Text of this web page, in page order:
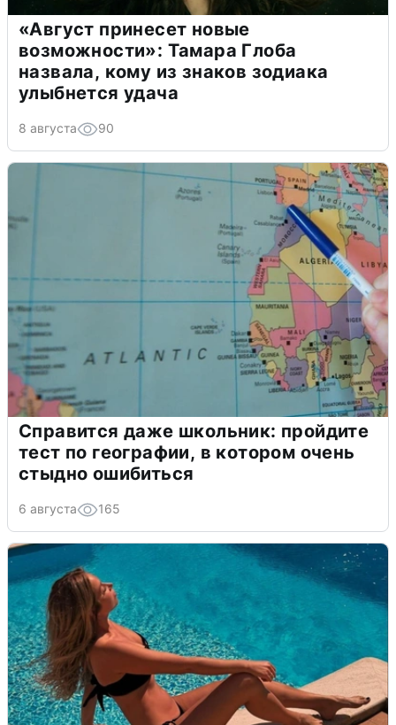
«Август принесет новые
возможности»: Тамара Глоба
назвала, кому из знаков зодиака
улыбнется удача
8 августа 90
Справится даже школьник: пройдите
тест по географии, в котором очень
стыдно ошибиться
6 августа 165